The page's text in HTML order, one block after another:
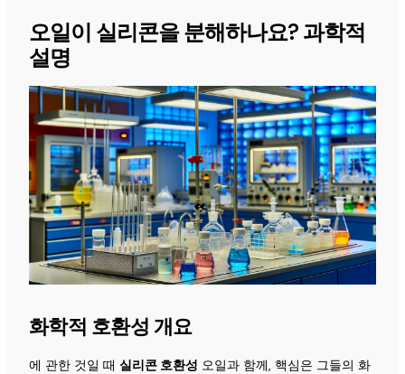
오일이 실리콘을 분해하나요? 과학적
설명
화학적 호환성 개요
에 관한 것일 때 실리콘 호환성 오일과 함께, 핵심은 그들의 화